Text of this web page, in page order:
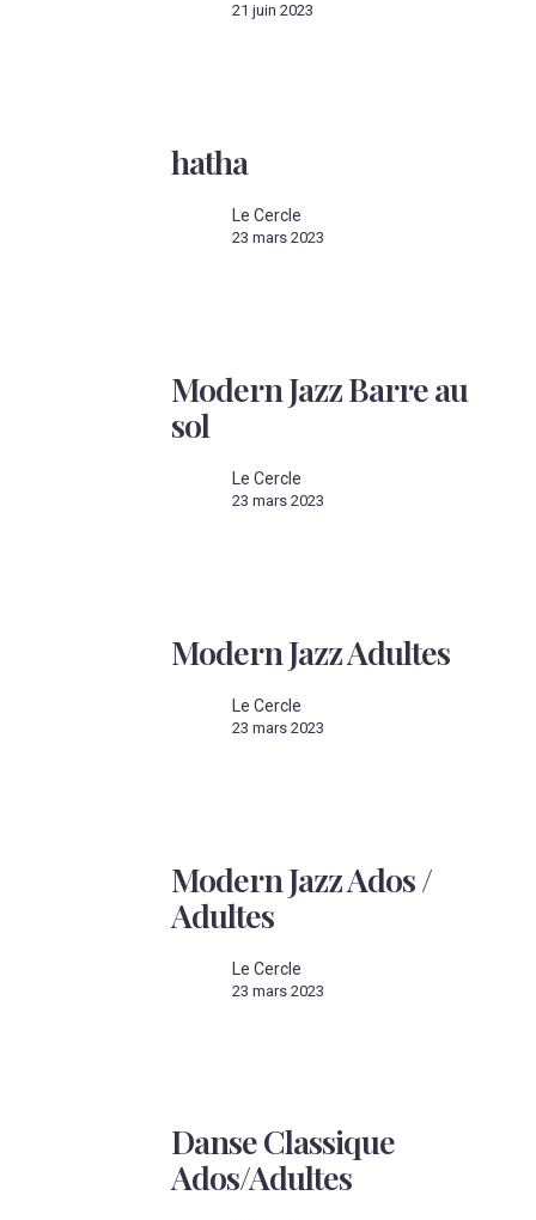
21 juin 2023
hatha
Le Cercle
23 mars 2023
BarreModern Jazz Barre au
sol
Le Cercle
23 mars 2023
Adultes
Modern Jazz Adultes
Le Cercle
23 mars 2023
Ados
Adultes
Modern Jazz Ados /
Adultes
Le Cercle
23 mars 2023
Ados/Adultes
Danse Classique
Ados/Adultes